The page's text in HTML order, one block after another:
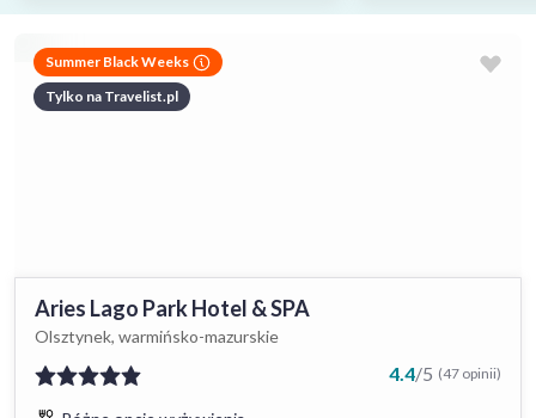
Summer Black Weeks
Tylko na Travelist.pl
Aries Lago Park Hotel & SPA
Olsztynek, warmińsko-mazurskie
4.4/5 (47 opinii)